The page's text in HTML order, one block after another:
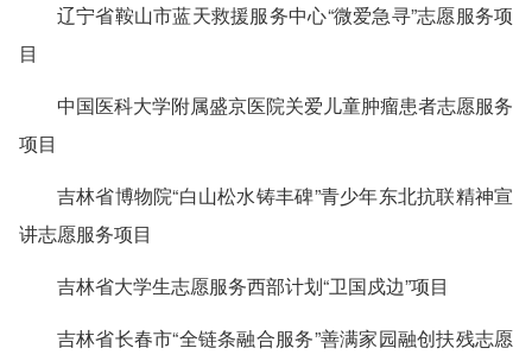
辽宁省鞍山市蓝天救援服务中心“微爱急寻”志愿服务项
目
中国医科大学附属盛京医院关爱儿童肿瘤患者志愿服务
项目
吉林省博物院“白山松水铸丰碑”青少年东北抗联精神宣
讲志愿服务项目
吉林省大学生志愿服务西部计划“卫国戍边”项目
吉林省长春市“全链条融合服务”善满家园融创扶残志愿